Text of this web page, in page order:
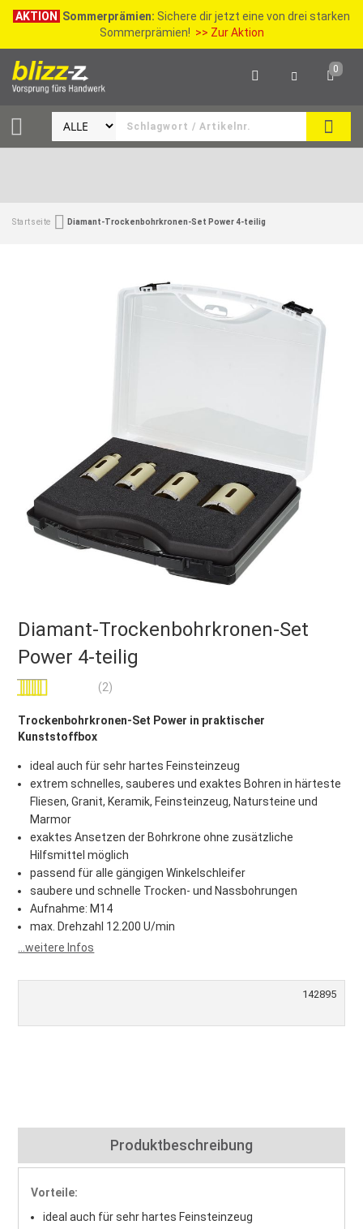
AKTION Sommerprämien: Sichere dir jetzt eine von drei starken
Sommerprämien! >> Zur Aktion
0
Startseite Diamant-Trockenbohrkronen-Set Power 4-teilig
Diamant-Trockenbohrkronen-Set
Power 4-teilig
Bewertung: (2)
Trockenbohrkronen-Set Power in praktischer
Kunststoffbox
ideal auch für sehr hartes Feinsteinzeug
extrem schnelles, sauberes und exaktes Bohren in härteste
Fliesen, Granit, Keramik, Feinsteinzeug, Natursteine und
Marmor
exaktes Ansetzen der Bohrkrone ohne zusätzliche
Hilfsmittel möglich
passend für alle gängigen Winkelschleifer
saubere und schnelle Trocken- und Nassbohrungen
Aufnahme: M14
max. Drehzahl 12.200 U/min
...weitere Infos
142895
Produktbeschreibung
Vorteile:
ideal auch für sehr hartes Feinsteinzeug